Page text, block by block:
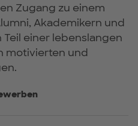
Zugang zu einem
Akademikern und
einer lebenslangen
motivierten und